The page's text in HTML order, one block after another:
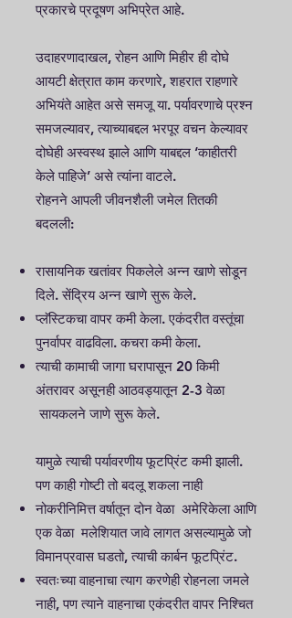
प्रकारचे प्रदूषण अभिप्रेत आहे.
उदाहरणादाखल, रोहन आणि मिहीर ही दोघे
आयटी क्षेत्रात काम करणारे, शहरात राहणारे
अभियंते आहेत असे समजू या. पर्यावरणाचे प्रश्न
समजल्यावर, त्याच्याबद्दल भरपूर वचन केल्यावर
दोघेही अस्वस्थ झाले आणि याबद्दल ‘काहीतरी
केले पाहिजे’ असे त्यांना वाटले.
रोहनने आपली जीवनशैली जमेल तितकी
बदलली:
रासायनिक खतांवर पिकलेले अन्न खाणे सोडून
दिले. सेंद्रिय अन्न खाणे सुरू केले.
प्लॅस्टिकचा वापर कमी केला. एकंदरीत वस्तूंचा
पुनर्वापर वाढविला. कचरा कमी केला.
त्याची कामाची जागा घरापासून 20 किमी
अंतरावर असूनही आठवड्यातून 2-3 वेळा
सायकलने जाणे सुरू केले.
यामुळे त्याची पर्यावरणीय फूटप्रिंट कमी झाली.
पण काही गोष्टी तो बदलू शकला नाही
नोकरीनिमित्त वर्षातून दोन वेळा अमेरिकेला आणि
एक वेळा मलेशियात जावे लागत असल्यामुळे जो
विमानप्रवास घडतो, त्याची कार्बन फूटप्रिंट.
स्वतःच्या वाहनाचा त्याग करणेही रोहनला जमले
नाही, पण त्याने वाहनाचा एकंदरीत वापर निश्चित